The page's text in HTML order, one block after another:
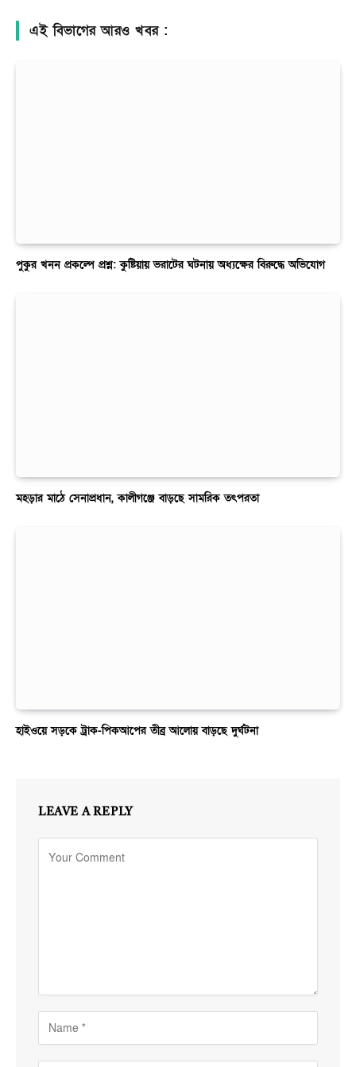
এই বিভাগের আরও খবর :
পুকুর খনন প্রকল্পে প্রশ্ন: কুষ্টিয়ায় ভরাটের ঘটনায় অধ্যক্ষের বিরুদ্ধে অভিযোগ
মহড়ার মাঠে সেনাপ্রধান, কালীগঞ্জে বাড়ছে সামরিক তৎপরতা
হাইওয়ে সড়কে ট্রাক-পিকআপের তীব্র আলোয় বাড়ছে দুর্ঘটনা
LEAVE A REPLY